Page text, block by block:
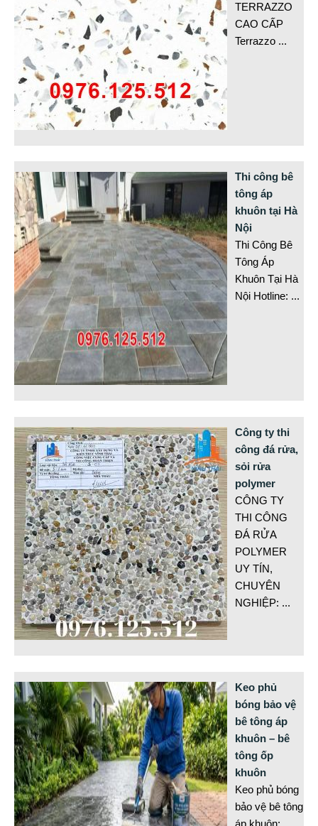
TERRAZZO
CAO CẤP
Terrazzo ...
Thi công bê
tông áp
khuôn tại Hà
Nội
Thi Công Bê
Tông Áp
Khuôn Tại Hà
Nội Hotline: ...
Công ty thi
công đá rửa,
sỏi rửa
polymer
CÔNG TY
THI CÔNG
ĐÁ RỬA
POLYMER
UY TÍN,
CHUYÊN
NGHIỆP: ...
Keo phủ
bóng bảo vệ
bê tông áp
khuôn – bê
tông ốp
khuôn
Keo phủ bóng
bảo vệ bê tông
áp khuôn: